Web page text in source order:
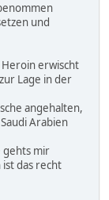
und
Heroin erwischt
Lage in der
angehalten,
Arabien
gehts mir
das recht